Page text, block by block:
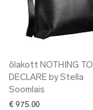
õlakott NOTHING TO
DECLARE by Stella
Soomlais
€ 975.00